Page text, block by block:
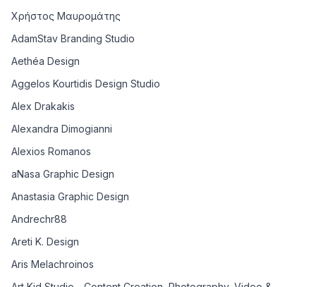
Χρήστος Μαυρομάτης
AdamStav Branding Studio
Aethéa Design
Aggelos Kourtidis Design Studio
Alex Drakakis
Alexandra Dimogianni
Alexios Romanos
aNasa Graphic Design
Anastasia Graphic Design
Andrechr88
Areti K. Design
Aris Melachroinos